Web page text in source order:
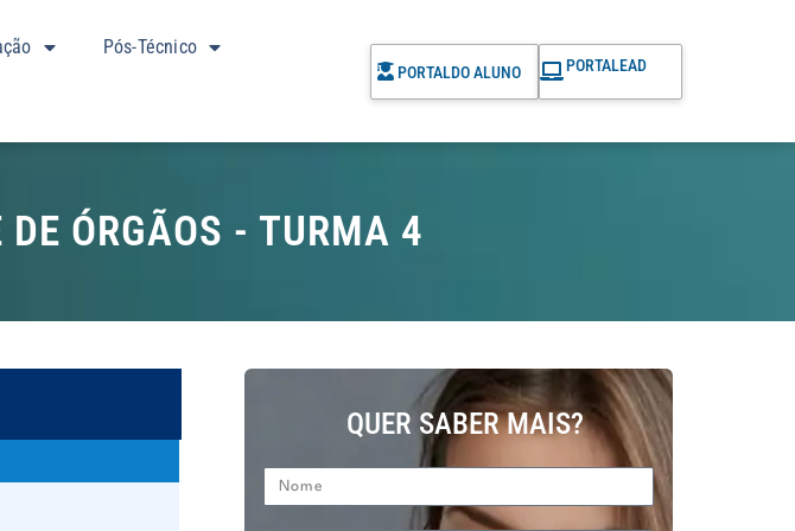
Pós-Técnico
PORTALDO ALUNO PORTALEAD
ÓRGÃOS - TURMA 4
QUER SABER MAIS?